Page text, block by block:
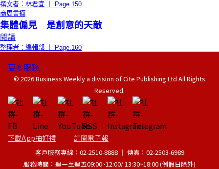
撰文者：林君宜 ｜ Page.150
商周書摘
集體偏見 是創意的天敵
閱讀
整理者：編輯部 ｜ Page.160
更多服務
© 2026 Business Weekly a division of Cite Publishing Ltd All Rights
Reserved.
下載App抽好禮 訂閱電子報
客戶服務專線：02-2510-8888 │ 傳真：02-2503-6989
服務時間：週一至週五09:00~12:00/ 13:30~18:00 (例假日除外)